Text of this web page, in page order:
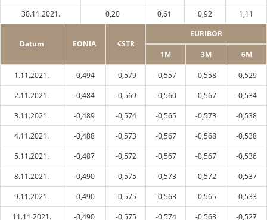
30.11.2021.
0,20 0,61 0,92 1,11
Datum EONIA €STR
EURIBOR
1M 3M 6M
1.11.2021. -0,494 -0,579 -0,557 -0,558
-0,529
2.11.2021.
-0,484 -0,569 -0,560 -0,567
-0,534
3.11.2021.
-0,489 -0,574 -0,565 -0,573
-0,538
4.11.2021.
-0,488 -0,573 -0,567 -0,568
-0,538
5.11.2021.
-0,487 -0,572 -0,567 -0,567
-0,536
8.11.2021.
-0,490 -0,575 -0,573 -0,572
-0,537
9.11.2021.
-0,490 -0,575 -0,563 -0,565
-0,533
11.11.2021.
-0,490 -0,575 -0,574 -0,563
-0,527